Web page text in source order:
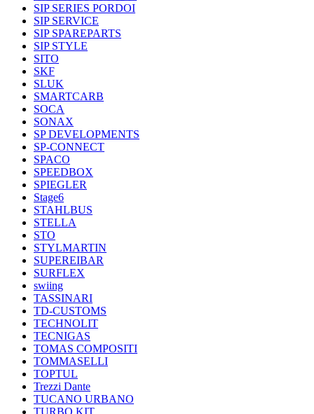
SIP SERIES PORDOI
SIP SERVICE
SIP SPAREPARTS
SIP STYLE
SITO
SKF
SLUK
SMARTCARB
SOCA
SONAX
SP DEVELOPMENTS
SP-CONNECT
SPACO
SPEEDBOX
SPIEGLER
Stage6
STAHLBUS
STELLA
STO
STYLMARTIN
SUPEREIBAR
SURFLEX
swiing
TASSINARI
TD-CUSTOMS
TECHNOLIT
TECNIGAS
TOMAS COMPOSITI
TOMMASELLI
TOPTUL
Trezzi Dante
TUCANO URBANO
TURBO KIT